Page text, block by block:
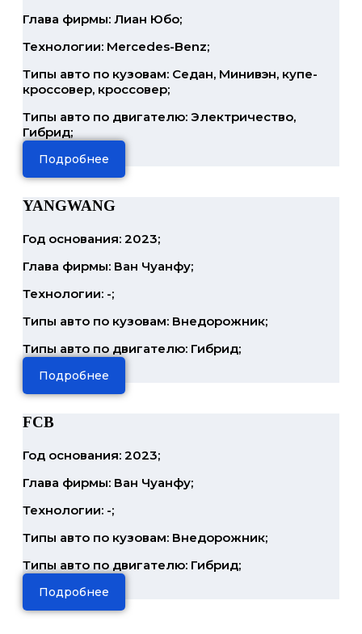
Глава фирмы: Лиан Юбо;
Технологии: Mercedes-Benz;
Типы авто по кузовам: Седан, Минивэн, купе-
кроссовер, кроссовер;
Типы авто по двигателю: Электричество,
Гибрид;
Подробнее
YANGWANG
Год основания: 2023;
Глава фирмы: Ван Чуанфу;
Технологии: -;
Типы авто по кузовам: Внедорожник;
Типы авто по двигателю: Гибрид;
Подробнее
FCB
Год основания: 2023;
Глава фирмы: Ван Чуанфу;
Технологии: -;
Типы авто по кузовам: Внедорожник;
Типы авто по двигателю: Гибрид;
Подробнее